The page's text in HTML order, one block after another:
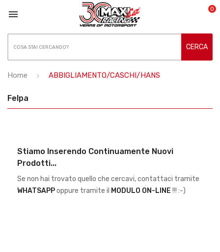
 0
CERCA
Home ABBIGLIAMENTO/CASCHI/HANS
Felpa
Stiamo Inserendo Continuamente Nuovi
Prodotti...
Se non hai trovato quello che cercavi, contattaci tramite
WHATSAPPoppure tramite il MODULO ON-LINE !!! :-)